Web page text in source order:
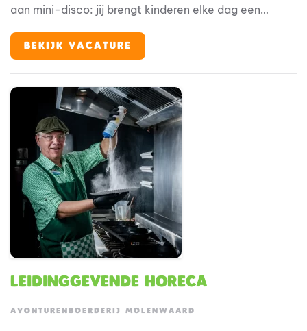
aan mini-disco: jij brengt kinderen elke dag een
creativiteit? En zoek je een plek waar je zowel kan
spelen, zingen als entertainment geven?
BEKIJK VACATURE
Leidinggevende Horeca
AVONTURENBOERDERIJ MOLENWAARD